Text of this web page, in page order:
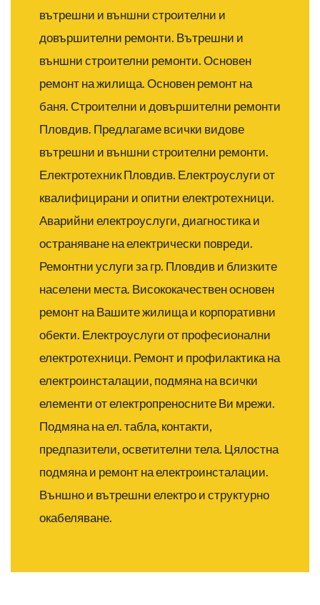
вътрешни и външни строителни и
довършителни ремонти. Вътрешни и
външни строителни ремонти. Основен
ремонт на жилища. Основен ремонт на
баня. Строителни и довършителни ремонти
Пловдив. Предлагаме всички видове
вътрешни и външни строителни ремонти.
Електротехник Пловдив. Електроуслуги от
квалифицирани и опитни електротехници.
Аварийни електроуслуги, диагностика и
остраняване на електрически повреди.
Ремонтни услуги за гр. Пловдив и близките
населени места. Висококачествен основен
ремонт на Вашите жилища и корпоративни
обекти. Електроуслуги от професионални
електротехници. Ремонт и профилактика на
електроинсталации, подмяна на всички
елементи от електропреносните Ви мрежи.
Подмяна на ел. табла, контакти,
предпазители, осветителни тела. Цялостна
подмяна и ремонт на електроинсталации.
Външно и вътрешни електро и структурно
окабеляване.